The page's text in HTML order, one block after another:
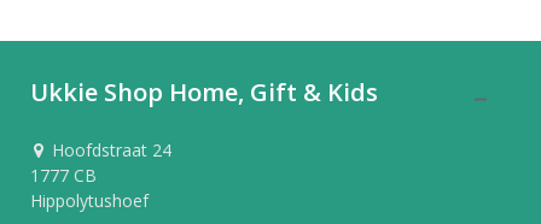
Ukkie Shop Home, Gift & Kids
Hoofdstraat 24
1777 CB
Hippolytushoef